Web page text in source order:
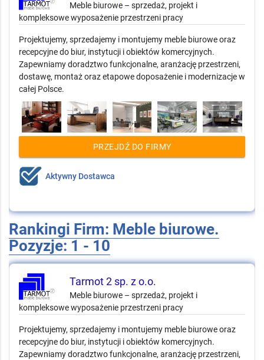
Meble biurowe – sprzedaż, projekt i
kompleksowe wyposażenie przestrzeni pracy
Projektujemy, sprzedajemy i montujemy meble biurowe oraz
recepcyjne do biur, instytucji i obiektów komercyjnych.
Zapewniamy doradztwo funkcjonalne, aranżację przestrzeni,
dostawę, montaż oraz etapowe doposażenie i modernizacje w
całej Polsce.
PRZEJDŹ DO FIRMY
Aktywny Dostawca
Rankingi Firm: Meble biurowe.
Pozyzje: 1 - 10
Tarmot 2 sp. z o.o.
Meble biurowe – sprzedaż, projekt i
kompleksowe wyposażenie przestrzeni pracy
Projektujemy, sprzedajemy i montujemy meble biurowe oraz
recepcyjne do biur, instytucji i obiektów komercyjnych.
Zapewniamy doradztwo funkcjonalne, aranżację przestrzeni,